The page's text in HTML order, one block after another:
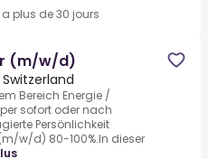
a plus de 30 jours
(m/w/d)
Bereich Energie /
sofort oder nach
Persönlichkeit
w/d) 80-100%.In dieser